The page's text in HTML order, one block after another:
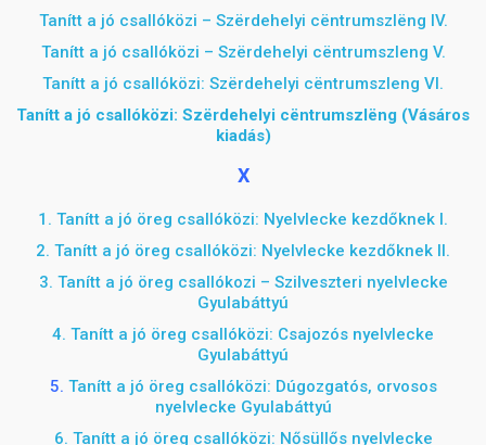
Tanítt a jó csallóközi – Szërdehelyi cëntrumszlëng IV.
Tanítt a jó csallóközi – Szërdehelyi cëntrumszleng V.
Tanítt a jó csallóközi: Szërdehelyi cëntrumszleng VI.
Tanítt a jó csallóközi: Szërdehelyi cëntrumszlëng (Vásáros
kiadás)
X
1. Tanítt a jó öreg csallóközi: Nyelvlecke kezdőknek I.
2. Tanítt a jó öreg csallóközi: Nyelvlecke kezdőknek II.
3. Tanítt a jó öreg csallókozi – Szilveszteri nyelvlecke
Gyulabáttyú
4. Tanítt a jó öreg csallóközi: Csajozós nyelvlecke
Gyulabáttyú
5. Tanítt a jó öreg csallóközi: Dúgozgatós, orvosos
nyelvlecke Gyulabáttyú
6. Tanítt a jó öreg csallóközi: Nősüllős nyelvlecke